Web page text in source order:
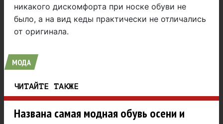
никакого дискомфорта при носке обуви не
было, а на вид кеды практически не отличались
от оригинала.
МОДА
ЧИТАЙТЕ ТАКЖЕ
Названа самая модная обувь осени и